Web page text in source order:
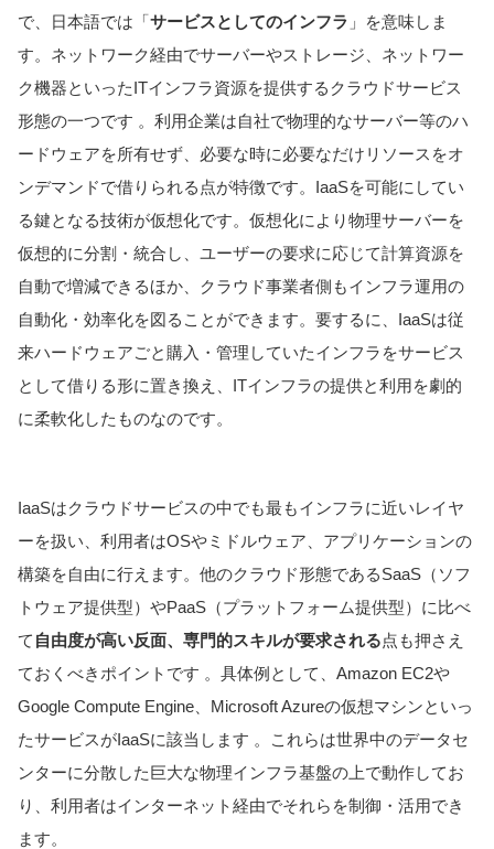
で、日本語では「サービスとしてのインフラ 」を意味しま
す。ネットワーク経由でサーバーやストレージ、ネットワー
ク機器といったITインフラ資源を提供するクラウドサービス
形態の一つです 。利用企業は自社で物理的なサーバー等のハ
ードウェアを所有せず、必要な時に必要なだけリソースをオ
ンデマンドで借りられる点が特徴です。IaaSを可能にしてい
る鍵となる技術が仮想化です。仮想化により物理サーバーを
仮想的に分割・統合し、ユーザーの要求に応じて計算資源を
自動で増減できるほか、クラウド事業者側もインフラ運用の
自動化・効率化を図ることができます。要するに、IaaSは従
来ハードウェアごと購入・管理していたインフラをサービス
として借りる形に置き換え、ITインフラの提供と利用を劇的
に柔軟化したものなのです。
IaaSはクラウドサービスの中でも最もインフラに近いレイヤ
ーを扱い、利用者はOSやミドルウェア、アプリケーションの
構築を自由に行えます。他のクラウド形態であるSaaS（ソフ
トウェア提供型）やPaaS（プラットフォーム提供型）に比べ
て 自由度が高い反面、専門的スキルが要求される点も押さえ
ておくべきポイントです 。具体例として、Amazon EC2や
Google Compute Engine、Microsoft Azureの仮想マシンといっ
たサービスがIaaSに該当します 。これらは世界中のデータセ
ンターに分散した巨大な物理インフラ基盤の上で動作してお
り、利用者はインターネット経由でそれらを制御・活用でき
ます。